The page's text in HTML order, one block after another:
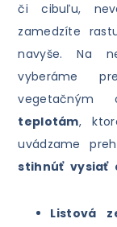
či cibuľu,
zamedzíte
navyše. Na
vyberáme
vegetačným
teplotám,
uvádzame
stihnúť vysiať
Listová